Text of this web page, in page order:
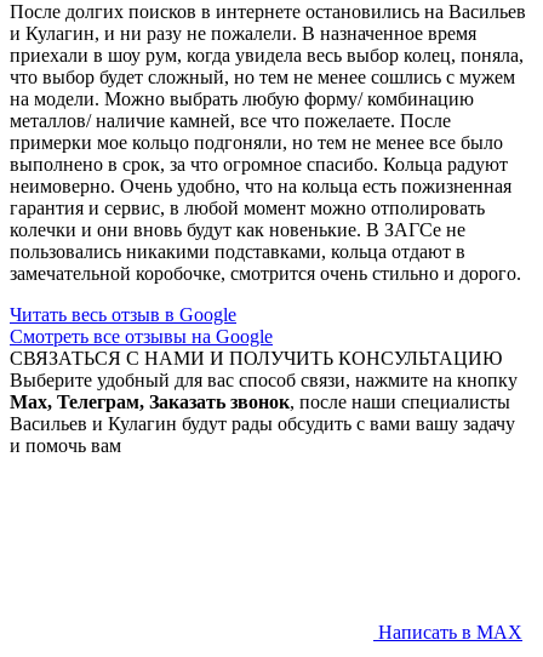
После долгих поисков в интернете остановились на Васильев
и Кулагин, и ни разу не пожалели. В назначенное время
приехали в шоу рум, когда увидела весь выбор колец, поняла,
что выбор будет сложный, но тем не менее сошлись с мужем
на модели. Можно выбрать любую форму/ комбинацию
металлов/ наличие камней, все что пожелаете. После
примерки мое кольцо подгоняли, но тем не менее все было
выполнено в срок, за что огромное спасибо. Кольца радуют
неимоверно. Очень удобно, что на кольца есть пожизненная
гарантия и сервис, в любой момент можно отполировать
колечки и они вновь будут как новенькие. В ЗАГСе не
пользовались никакими подставками, кольца отдают в
замечательной коробочке, смотрится очень стильно и дорого.
Читать весь отзыв в Google
Смотреть все отзывы на Google
СВЯЗАТЬСЯ С НАМИ И ПОЛУЧИТЬ КОНСУЛЬТАЦИЮ
Выберите удобный для вас способ связи, нажмите на кнопку
Max, Телеграм, Заказать звонок, после наши специалисты
Васильев и Кулагин будут рады обсудить с вами вашу задачу
и помочь вам
Написать в MAX